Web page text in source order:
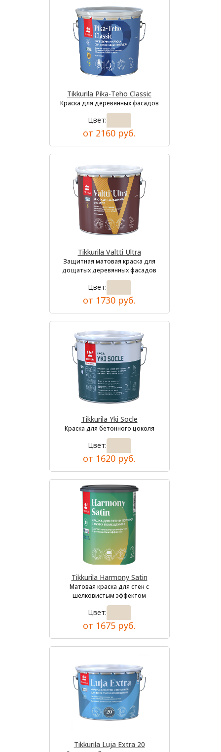
Tikkurila Pika-Teho Classic
Краска для деревянных фасадов
Цвет:
от 2160 руб.
Tikkurila Valtti Ultra
Защитная матовая краска для
дощатых деревянных фасадов
Цвет:
от 1730 руб.
Tikkurila Yki Socle
Краска для бетонного цоколя
Цвет:
от 1620 руб.
Tikkurila Harmony Satin
Матовая краска для стен с
шелковистым эффектом
Цвет:
от 1675 руб.
Tikkurila Luja Extra 20